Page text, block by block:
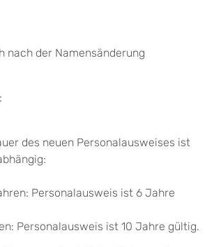
nach der Namensänderung
des neuen Personalausweises ist
Personalausweis ist 6 Jahre
Personalausweis ist 10 Jahre gültig.